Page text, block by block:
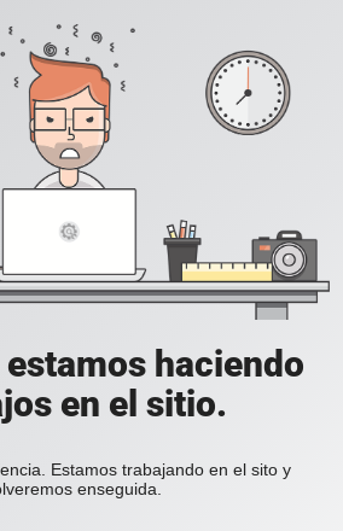
haciendo
en el sitio.
Estamos trabajando en el sito y
enseguida.